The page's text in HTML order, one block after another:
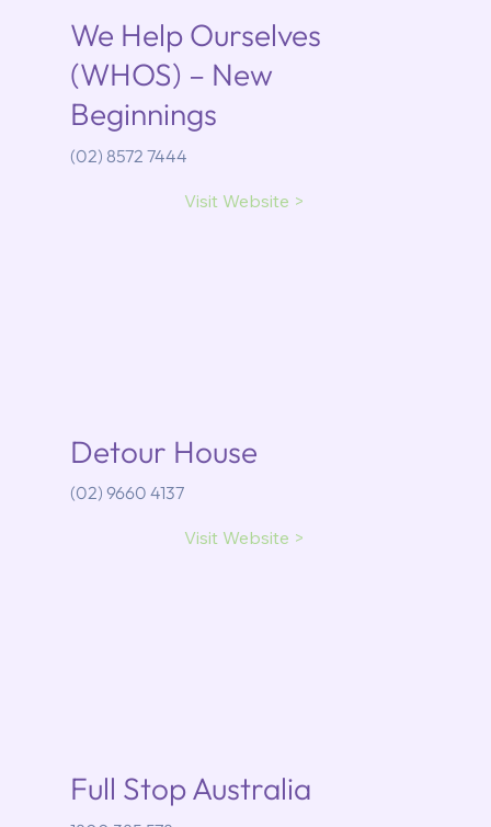
We Help Ourselves
(WHOS) – New
Beginnings
(02) 8572 7444
Visit Website >
Detour House
(02) 9660 4137
Visit Website >
Full Stop Australia